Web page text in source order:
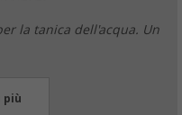
la tanica dell'acqua. Un
più